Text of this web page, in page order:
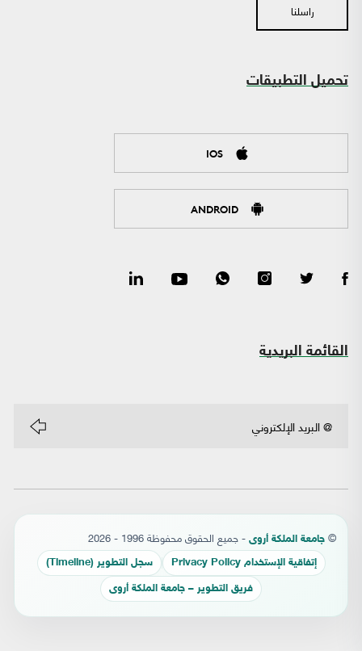
راسلنا
تحميل التطبيقات
IOS
ANDROID
القائمة البريدية
© جامعة الملكة أروى - جميع الحقوق محفوظة 1996 - 2026
إتفاقية الإستخدام Privacy Policy سجل التطوير (Timeline)
فريق التطوير – جامعة الملكة أروى